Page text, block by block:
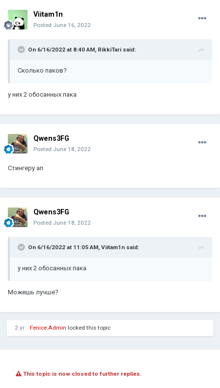
Viitam1n
Posted June 16, 2022
On 6/16/2022 at 8:40 AM, RikkiTari said:
Сколько паков?
у них 2 обосанных пака
Qwens3FG
Posted June 18, 2022
Стингеру ап
Qwens3FG
Posted June 18, 2022
On 6/16/2022 at 11:05 AM, Viitam1n said:
у них 2 обосанных пака
Можешь лучше?
2 yr Fenice.Admin locked this topic
This topic is now closed to further replies.